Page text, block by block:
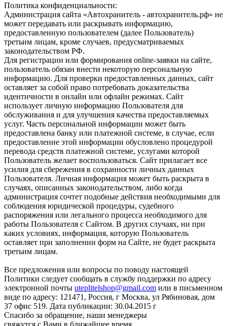
Политика конфиденциальности:
Администрация сайта «Автохранитель - автохранитель.рф» не
может передавать или раскрывать информацию,
предоставленную пользователем (далее Пользователь)
третьим лицам, кроме случаев, предусматриваемых
законодательством РФ.
Для регистрации или формирования online-заявки на сайте,
пользователь обязан внести некоторую персональную
информацию. Для проверки предоставленных данных, сайт
оставляет за собой право потребовать доказательства
идентичности в онлайн или офлайн режимах. Сайт
использует личную информацию Пользователя для
обслуживания и для улучшения качества предоставляемых
услуг. Часть персональной информации может быть
предоставлена банку или платежной системе, в случае, если
предоставление этой информации обусловлено процедурой
перевода средств платежной системе, услугами которой
Пользователь желает воспользоваться. Сайт прилагает все
усилия для сбережения в сохранности личных данных
Пользователя. Личная информация может быть раскрыта в
случаях, описанных законодательством, либо когда
администрация сочтет подобные действия необходимыми для
соблюдения юридической процедуры, судебного
распоряжения или легального процесса необходимого для
работы Пользователя с Сайтом. В других случаях, ни при
каких условиях, информация, которую Пользователь
оставляет при заполнении форм на Сайте, не будет раскрыта
третьим лицам.
Все предложения или вопросы по поводу настоящей
Политики следует сообщать в службу поддержки по адресу
электронной почты uteplitelshop@gmail.com или в письменном
виде по адресу: 121471, Россия, г Москва, ул Рябиновая, дом
37 офис 519. Дата публикации: 30.04.2015 г
Спасибо за обращение, наши менеджеры
свяжутся с Вами в ближайшее время.